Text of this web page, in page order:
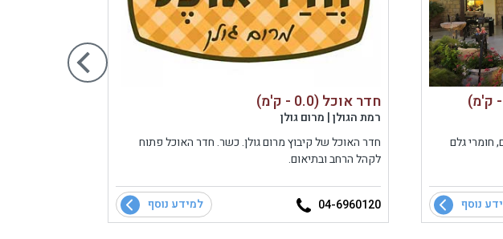
חומרי גלם
נוסף
חדר אוכל (0.0 - ק'מ)
רמת הגולן | מרום גולן
חדר האוכל של קיבוץ מרום גולן. כשר. חדר האוכל פתוח
לקהל הרחב ובתיאום.
04-6960120 למידע נוסף